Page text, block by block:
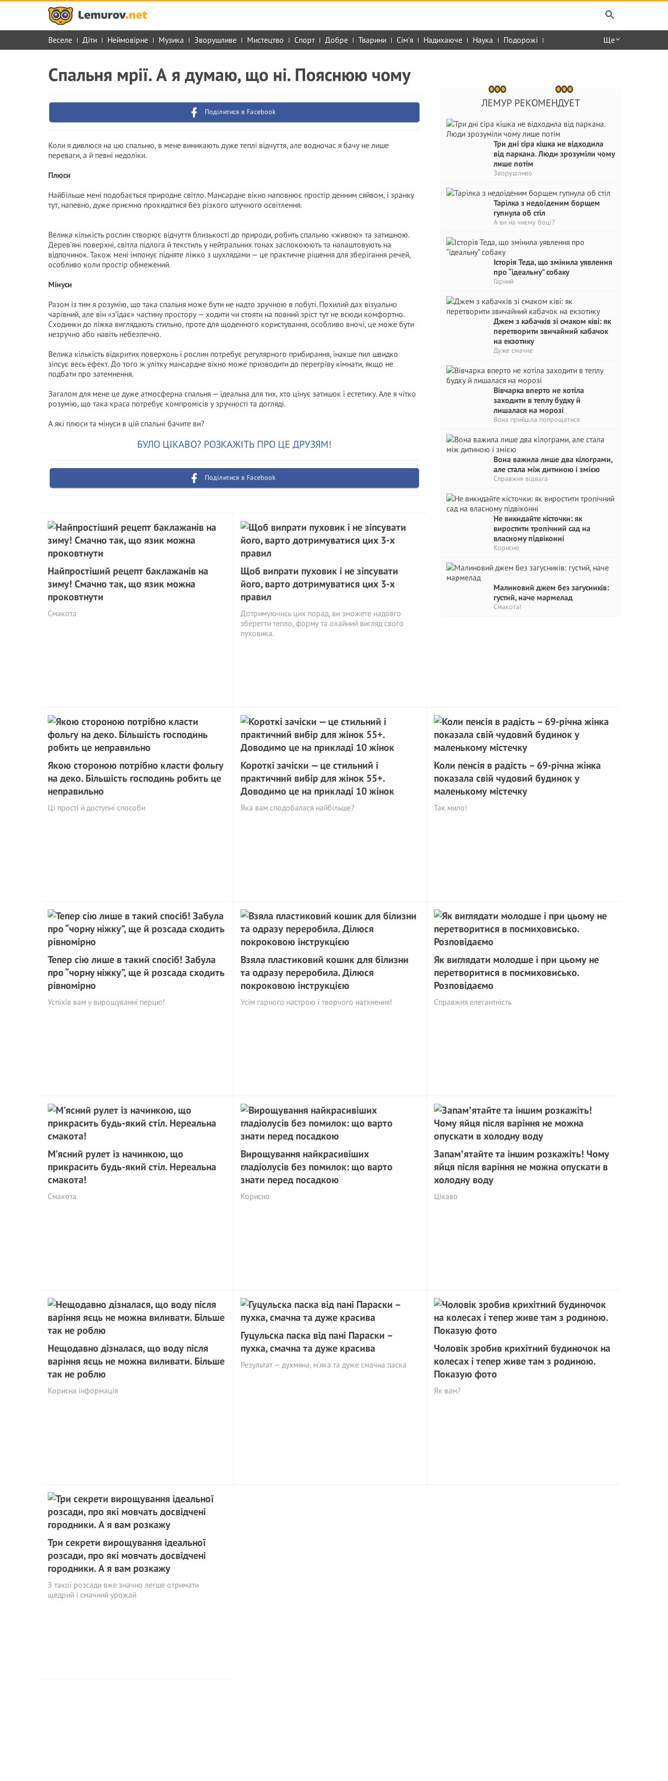
Веселе Діти Неймовірне Музика Зворушливе Мистецтво Спорт Добре Тварини Сім'я Надихаюче Наука Подорожі Ще
ЛЕМУР РЕКОМЕНДУЕТ
Три дні сіра кішка не відходила
від паркана. Люди зрозуміли чому
лише потім
Зворушливо
Тарілка з недоїденим борщем
гупнула об стіл
А ви на чиєму боці?
Історія Теда, що змінила уявлення
про “ідеальну” собаку
Гарний
Джем з кабачків зі смаком ківі: як
перетворити звичайний кабачок
на екзотику
Дуже смачне
Вівчарка вперто не хотіла
заходити в теплу будку й
лишалася на морозі
Вона прийшла попрощатися
Вона важила лише два кілограми,
але стала між дитиною і змією
Справжня відвага
Не викидайте кісточки: як
виростити тропічний сад на
власному підвіконні
Корисно
Малиновий джем без загусників:
густий, наче мармелад
Смакота!
Спальня мрії. А я думаю, що ні. Пояснюю чому
Поділитися в Facebook
Коли я дивлюся на цю спальню, в мене виникають дуже теплі відчуття, але водночас я бачу не лише
переваги, а й певні недоліки.
Плюси
Найбільше мені подобається природне світло. Мансардне вікно наповнює простір денним сяйвом, і зранку
тут, напевно, дуже приємно прокидатися без різкого штучного освітлення.
Велика кількість рослин створює відчуття близькості до природи, робить спальню «живою» та затишною.
Дерев’яні поверхні, світла підлога й текстиль у нейтральних тонах заспокоюють та налаштовують на
відпочинок. Також мені імпонує підняте ліжко з шухлядами — це практичне рішення для зберігання речей,
особливо коли простір обмежений.
Мінуси
Разом із тим я розумію, що така спальня може бути не надто зручною в побуті. Похилий дах візуально
чарівний, але він «з’їдає» частину простору — ходити чи стояти на повний зріст тут не всюди комфортно.
Сходинки до ліжка виглядають стильно, проте для щоденного користування, особливо вночі, це може бути
незручно або навіть небезпечно.
Велика кількість відкритих поверхонь і рослин потребує регулярного прибирання, інакше пил швидко
зіпсує весь ефект. До того ж улітку мансардне вікно може призводити до перегріву кімнати, якщо не
подбати про затемнення.
Загалом для мене це дуже атмосферна спальня — ідеальна для тих, хто цінує затишок і естетику. Але я чітко
розумію, що така краса потребує компромісів у зручності та догляді.
А які плюси та мінуси в цій спальні бачите ви?
БУЛО ЦІКАВО? РОЗКАЖІТЬ ПРО ЦЕ ДРУЗЯМ!
Поділитися в Facebook
Найпростіший рецепт баклажанів на
зиму! Смачно так, що язик можна
проковтнути
Смакота
Щоб випрати пуховик і не зіпсувати
його, варто дотримуватися цих 3-х
правил
Дотримуючись цих порад, ви зможете надовго
зберегти тепло, форму та охайний вигляд свого
пуховика.
Якою стороною потрібно класти фольгу
на деко. Більшість господинь робить це
неправильно
Ці прості й доступні способи
Короткі зачіски — це стильний і
практичний вибір для жінок 55+.
Доводимо це на прикладі 10 жінок
Яка вам сподобалася найбільше?
Коли пенсія в радість – 69-річна жінка
показала свій чудовий будинок у
маленькому містечку
Так мило!
Тепер сію лише в такий спосіб! Забула
про “чорнy ніжку”, ще й розсада сходить
рівномірно
Успіхів вам у вирощуванні перцю!
Взяла пластиковий кошик для білизни
та одразу переробила. Ділюся
покроковою інструкцією
Усім гарного настрою і творчого натхнення!
Як виглядати молодше і при цьому не
перетворитися в посмиховисько.
Розповідаємо
Справжня елегантність
М’ясний рулет із начинкою, що
прикрасить будь-який стіл. Нереальна
смакота!
Смакота
Вирощування найкрасивіших
гладіолусів без помилок: що варто
знати перед посадкою
Корисно
Запамʼятайте та іншим розкажіть! Чому
яйця після варіння не можна опускати в
холодну воду
Цікаво
Нещодавно дізналася, що воду після
варіння яєць не можна виливати. Більше
так не роблю
Корисна інформація
Гуцульска паска від пані Параски –
пухка, смачна та дуже красива
Результат — духмяна, м’яка та дуже смачна паска
Чоловік зробив крихітний будиночок на
колесах і тепер живе там з родиною.
Показую фото
Як вам?
Три секрети вирощування ідеальної
розсади, про які мовчать досвідчені
городники. А я вам розкажу
З такої розсади вже значно легше отримати
щедрий і смачний урожай